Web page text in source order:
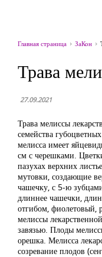
Главная страница ЗаКон
Трава
27.09.2021
Трава мелиссы
семейства
мелисса имеет
см с черешками.
пазухах верхних
мутовки, создающие
чашечку, с 5-ю
длиннее чашечки,
отгибом, фиолетовый,
мелиссы
завязью. Плоды
орешка. Мелисса
созревание плодов